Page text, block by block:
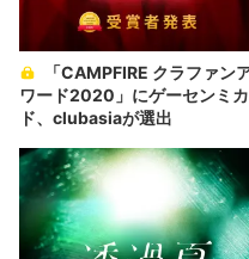
ワード2020」にゲーセンミカ
ド、clubasiaが選出